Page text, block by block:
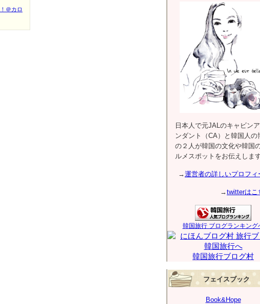
＠カロ
日本人で元JALのキャビン
ンダント（CA）と韓国人の
の２人が韓国の文化や韓国
ルメスポットをお伝えします
→運営者の詳しいプロフィ
→twitterはこ
韓国旅行 ブログランキング
韓国旅行ブログ村
フェイスブック
Book&Hope